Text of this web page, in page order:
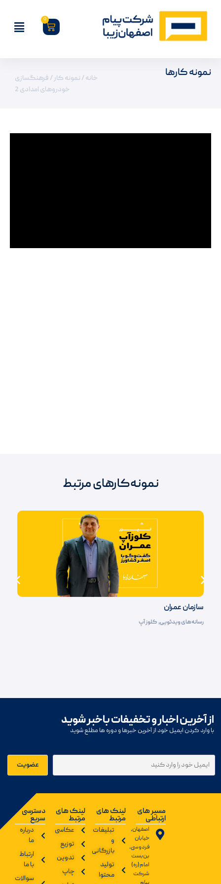
0
نمونه کارها خانه / نمونه کار/ فرهنگسازی
خودروهای امدادی 2
نمونه‌کارهای مرتبط
سازمان عمران
رسانه‌های ویدئویی, کلوز آپ
از آخرین اخبار و تخفیفات باخبر شوید
با وارد کردن ایمیل خود از آخرین خبرها و دوره ها مطلع شوید
مسیر های
ارتباطی
اصفهان،
خیابان
فردوسی،
بن‌بست
امام(ره)
شرکت
لینک های
مرتبط
تبلیغات
و
بازرگانی
تولید
محتوا
لینک های
مرتبط
عکاسی
توزیع
تدوین
چاپ
دسترسی
سریع
درباره
ما
ارتباط
با ما
سوالات